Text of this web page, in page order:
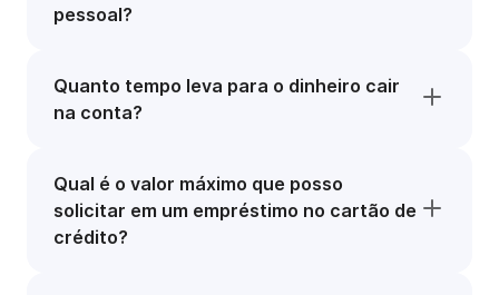
pessoal?
Quanto tempo leva para o dinheiro cair
na conta?
Qual é o valor máximo que posso
solicitar em um empréstimo no cartão de
crédito?